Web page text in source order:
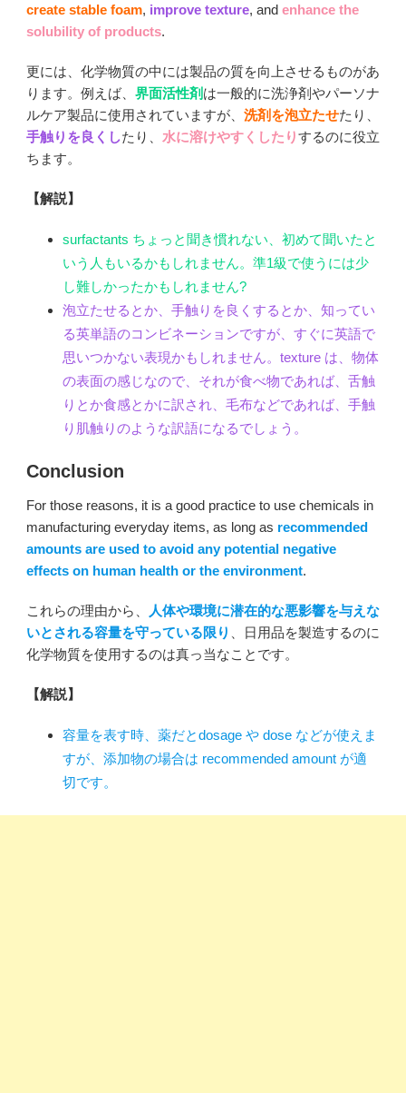
create stable foam, improve texture, and enhance the
solubility of products.
更には、化学物質の中には製品の質を向上させるものがあ
ります。例えば、 界面活性剤 は一般的に洗浄剤やパーソナ
ルケア製品に使用されていますが、 洗剤を泡立たせたり、
手触りを良くしたり、 水に溶けやすくしたりするのに役立
ちます。
【解説】
surfactants ちょっと聞き慣れない、初めて聞いたと
いう人もいるかもしれません。準1級で使うには少
し難しかったかもしれません?
泡立たせるとか、手触りを良くするとか、知ってい
る英単語のコンビネーションですが、すぐに英語で
思いつかない表現かもしれません。texture は、物体
の表面の感じなので、それが食べ物であれば、舌触
りとか食感とかに訳され、毛布などであれば、手触
り肌触りのような訳語になるでしょう。
Conclusion
For those reasons, it is a good practice to use chemicals in
manufacturing everyday items, as long as recommended
amounts are used to avoid any potential negative
effects on human health or the environment.
これらの理由から、
人体や環境に潜在的な悪影響を与えな
いとされる容量を守っている限り
、日用品を製造するのに
化学物質を使用するのは真っ当なことです。
【解説】
容量を表す時、薬だとdosage や dose などが使えま
すが、添加物の場合は recommended amount が適
切です。